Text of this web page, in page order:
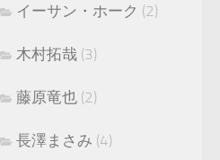
イーサン・ホーク (2)
木村拓哉 (3)
藤原竜也 (2)
長澤まさみ (4)